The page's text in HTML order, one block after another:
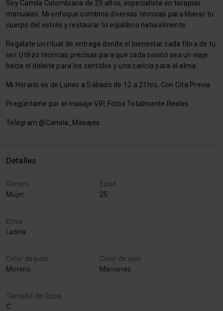
Soy Camila Colombiana de 25 años, especialista en terapias
manuales. Mi enfoque combina diversas técnicas para liberar tu
cuerpo del estrés y restaurar tu equilibrio naturalmente.
Regálate un ritual de entrega donde el bienestar cada fibra de tu
ser. Utilizo técnicas precisas para que cada sesión sea un viaje
hacia el deleite para los sentidos y una caricia para el alma.
Mi Horario es de Lunes a Sábado de 12 a 21hrs, Con Cita Previa
Pregúntame por el masaje VIP, Fotos Totalmente Reales
Telegram @Camila_Masajes
Detalles
Género
Mujer
Edad
25
Etnia
Latina
Color de pelo
Moreno
Color de ojos
Marrones
Tamaño de Copa
C